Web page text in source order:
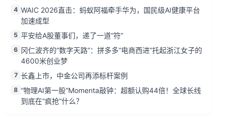
4 WAIC 2026直击：蚂蚁阿福牵手华为，国民级AI健康平台
加速成型
5 平安给A股董事们，递了一道“符”
6 冈仁波齐的“数字天路”：拼多多“电商西进”托起浙江女子的
4600米创业梦
7 长鑫上市，中金公司再添标杆案例
8 “物理AI第一股”Momenta敲钟：超额认购44倍！全球长线
到底在“疯抢”什么？